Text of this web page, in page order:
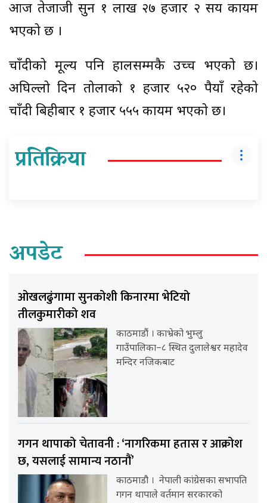
आज तेजाजी सुन १ लाख २७ हजार २ सय कायम
भएको छ ।
चाँदीको मूल्य पनि हालसम्मकै उच्च भएको छ।
अघिल्लो दिन तोलाको १ हजार ५२० रुपैयाँ रहेको
चाँदी बिहीबार १ हजार ५५५ कायम भएको छ।
प्रतिक्रिया
अपडेट
ओखलढुंगामा सुनकोशी किनारमा भेटियो
तीलकुमारीको शव
काठमाडौं । काभ्रेको भुम्लु
गाउँपालिका–८ स्थित दुलालेश्वर महादेव
मन्दिर नजिकबाट
गगन थापाको चेतावनी : ‘नागरिकमा हतास र आक्रोश
छ, यसलाई सामान्य नठानौं’
काठमाडौ । नेपाली कांग्रेसका सभापति
गगन थापाले वर्तमान सरकारको